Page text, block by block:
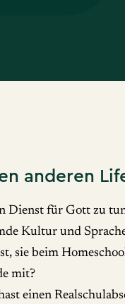
anderen
Dienst für Gott zu
Kultur und
sie beim
mit?
einen